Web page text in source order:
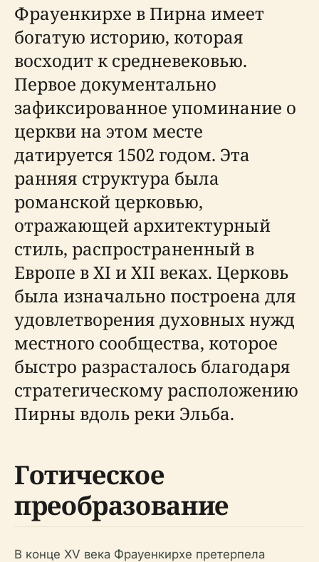
Фрауенкирхе в Пирна имеет
богатую историю, которая
восходит к средневековью.
Первое документально
зафиксированное упоминание о
церкви на этом месте
датируется 1502 годом. Эта
ранняя структура была
романской церковью,
отражающей архитектурный
стиль, распространенный в
Европе в XI и XII веках. Церковь
была изначально построена для
удовлетворения духовных нужд
местного сообщества, которое
быстро разрасталось благодаря
стратегическому расположению
Пирны вдоль реки Эльба.
Готическое
преобразование
В конце XV века Фрауенкирхе претерпела